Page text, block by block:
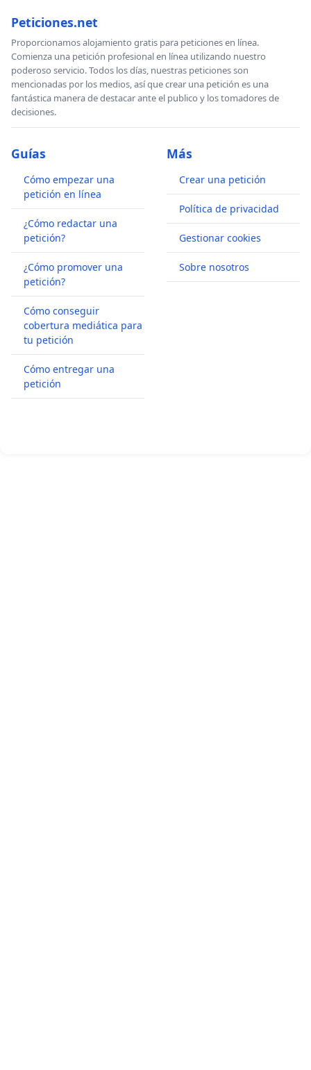
Peticiones.net
Proporcionamos alojamiento gratis para peticiones en línea.
Comienza una petición profesional en línea utilizando nuestro
poderoso servicio. Todos los días, nuestras peticiones son
mencionadas por los medios, así que crear una petición es una
fantástica manera de destacar ante el publico y los tomadores de
decisiones.
Guías
Cómo empezar una
petición en línea
¿Cómo redactar una
petición?
¿Cómo promover una
petición?
Cómo conseguir
cobertura mediática para
tu petición
Cómo entregar una
petición
Más
Crear una petición
Política de privacidad
Gestionar cookies
Sobre nosotros